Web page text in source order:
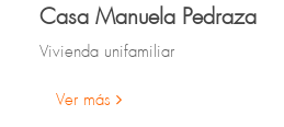
Casa Manuela Pedraza
Vivienda unifamiliar
Ver más